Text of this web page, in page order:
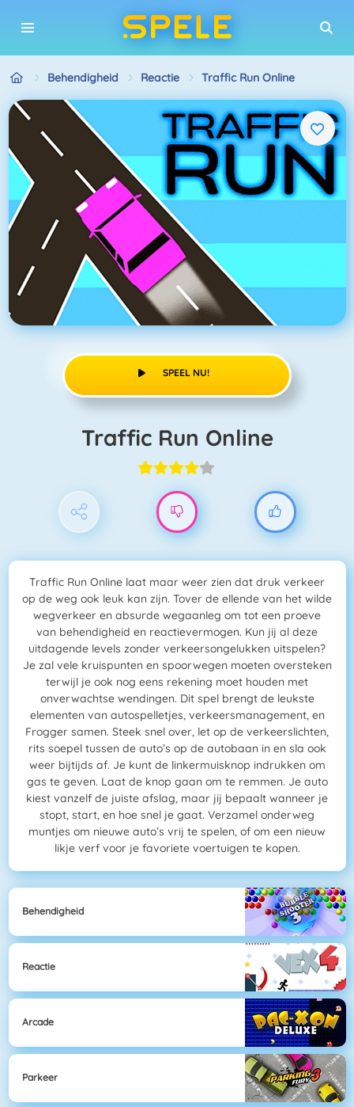
Behendigheid Reactie Traffic Run Online
SPEEL NU!
Traffic Run Online
Traffic Run Online laat maar weer zien dat druk verkeer
op de weg ook leuk kan zijn. Tover de ellende van het wilde
wegverkeer en absurde wegaanleg om tot een proeve
van behendigheid en reactievermogen. Kun jij al deze
uitdagende levels zonder verkeersongelukken uitspelen?
Je zal vele kruispunten en spoorwegen moeten oversteken
terwijl je ook nog eens rekening moet houden met
onverwachtse wendingen. Dit spel brengt de leukste
elementen van autospelletjes, verkeersmanagement, en
Frogger samen. Steek snel over, let op de verkeerslichten,
rits soepel tussen de auto’s op de autobaan in en sla ook
weer bijtijds af. Je kunt de linkermuisknop indrukken om
gas te geven. Laat de knop gaan om te remmen. Je auto
kiest vanzelf de juiste afslag, maar jij bepaalt wanneer je
stopt, start, en hoe snel je gaat. Verzamel onderweg
muntjes om nieuwe auto’s vrij te spelen, of om een nieuw
likje verf voor je favoriete voertuigen te kopen.
Behendigheid
Reactie
Arcade
Parkeer